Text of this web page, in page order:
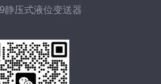
静压式液位变送器